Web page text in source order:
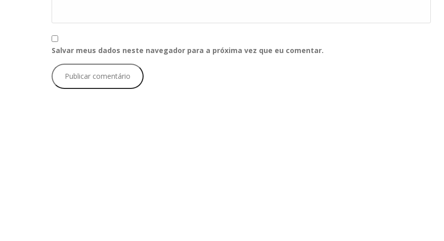
Salvar meus dados neste navegador para a próxima vez que eu comentar.